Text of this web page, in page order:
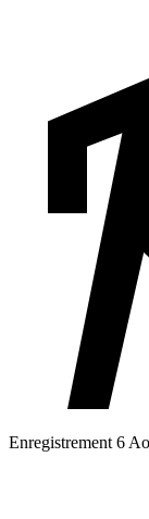
Enregistrement 6